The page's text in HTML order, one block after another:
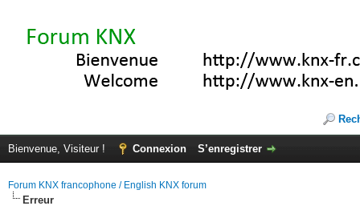
Bienvenue, Visiteur ! Connexion S’enregistrer
Forum KNX francophone / English KNX forum
Erreur